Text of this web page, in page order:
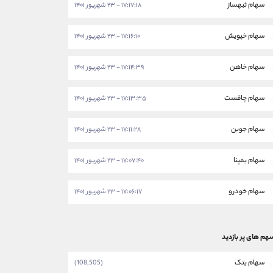
سهام ثبهساز ۱۷:۱۷:۱۸ - ۲۳ شهریور ۱۴۰۱
سهام خپویش ۱۷:۱۶:۱۰ - ۲۳ شهریور ۱۴۰۱
سهام خاهن ۱۷:۱۴:۳۹ - ۲۳ شهریور ۱۴۰۱
سهام چافست ۱۷:۱۳:۳۵ - ۲۳ شهریور ۱۴۰۱
سهام جوین ۱۷:۱۱:۲۸ - ۲۳ شهریور ۱۴۰۱
سهام بمپنا ۱۷:۰۷:۴۰ - ۲۳ شهریور ۱۴۰۱
سهام خودرو ۱۷:۰۶:۱۷ - ۲۳ شهریور ۱۴۰۱
های پر بازدید
سهام بتک (108,505)